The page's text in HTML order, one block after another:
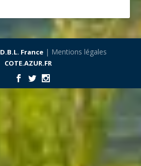
D.B.L. France| Mentions légales
COTE.AZUR.FR